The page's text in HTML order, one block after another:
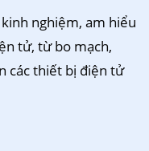
nghiệm, am hiểu
tử, từ bo mạch,
các thiết bị điện tử